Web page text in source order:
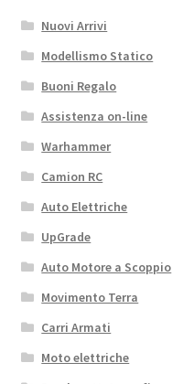
Nuovi Arrivi
Modellismo Statico
Buoni Regalo
Assistenza on-line
Warhammer
Camion RC
Auto Elettriche
UpGrade
Auto Motore a Scoppio
Movimento Terra
Carri Armati
Moto elettriche